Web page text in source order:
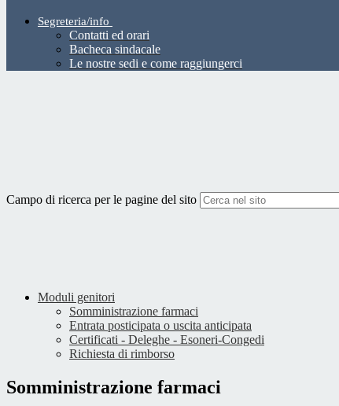
Segreteria/info
Contatti ed orari
Bacheca sindacale
Le nostre sedi e come raggiungerci
Campo di ricerca per le pagine del sito
Moduli genitori
Somministrazione farmaci
Entrata posticipata o uscita anticipata
Certificati - Deleghe - Esoneri-Congedi
Richiesta di rimborso
Somministrazione farmaci